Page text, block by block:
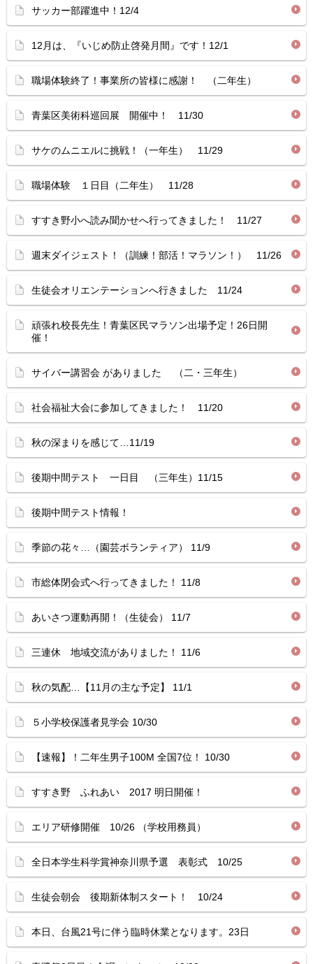
サッカー部躍進中！12/4
12月は、『いじめ防止啓発月間』です！12/1
職場体験終了！事業所の皆様に感謝！ （二年生）
青葉区美術科巡回展 開催中！ 11/30
サケのムニエルに挑戦！（一年生） 11/29
職場体験 １日目（二年生） 11/28
すすき野小へ読み聞かせへ行ってきました！ 11/27
週末ダイジェスト！（訓練！部活！マラソン！） 11/26
生徒会オリエンテーションへ行きました 11/24
頑張れ校長先生！青葉区民マラソン出場予定！26日開
催！
サイバー講習会 がありました （二・三年生）
社会福祉大会に参加してきました！ 11/20
秋の深まりを感じて…11/19
後期中間テスト 一日目 （三年生）11/15
後期中間テスト情報！
季節の花々…（園芸ボランティア） 11/9
市総体閉会式へ行ってきました！ 11/8
あいさつ運動再開！（生徒会） 11/7
三連休 地域交流がありました！ 11/6
秋の気配…【11月の主な予定】 11/1
５小学校保護者見学会 10/30
【速報】！二年生男子100M 全国7位！ 10/30
すすき野 ふれあい 2017 明日開催！
エリア研修開催 10/26 （学校用務員）
全日本学生科学賞神奈川県予選 表彰式 10/25
生徒会朝会 後期新体制スタート！ 10/24
本日、台風21号に伴う臨時休業となります。23日